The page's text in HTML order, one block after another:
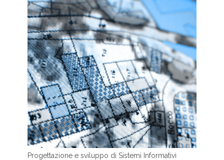
Progettazione e sviluppo di Sistemi Informativi